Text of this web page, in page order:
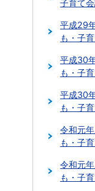
子育て
平成29
も・子
平成30
も・子
平成30
も・子
令和元
も・子
令和元
も・子